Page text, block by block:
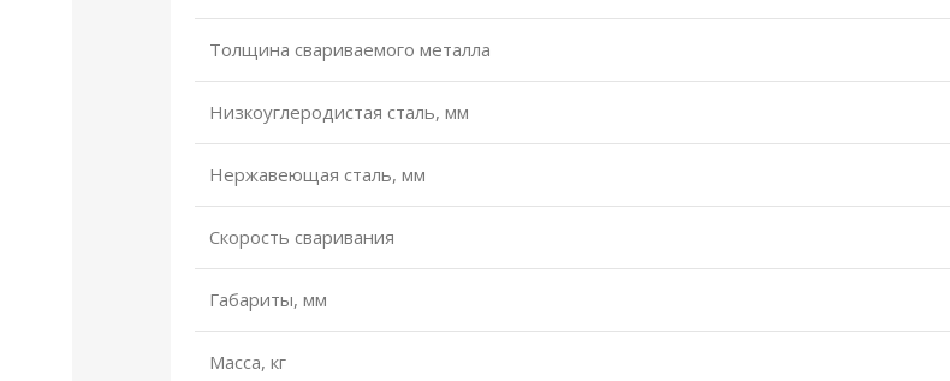
Толщина свариваемого металла
Низкоуглеродистая сталь, мм
Нержавеющая сталь, мм
Скорость сваривания
Габариты, мм
Масса, кг